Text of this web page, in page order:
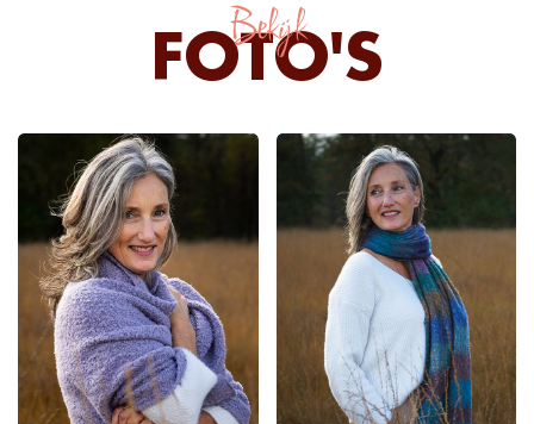
Bekijk
FOTO'S